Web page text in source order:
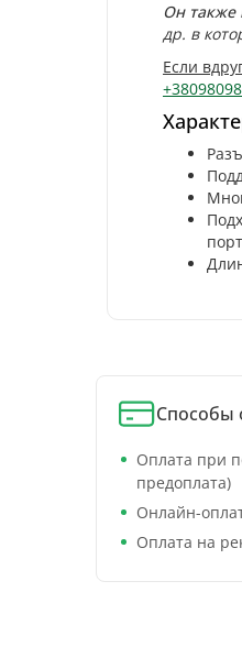
Он также
др. в
Если
Способы
Оплата при
предоплата)
Онлайн-
Оплата на